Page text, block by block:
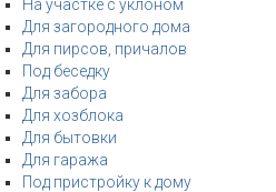
На участке с уклоном
Для загородного дома
Для пирсов, причалов
Под беседку
Для забора
Для хозблока
Для бытовки
Для гаража
Под пристройку к дому